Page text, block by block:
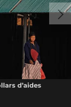
d’aides